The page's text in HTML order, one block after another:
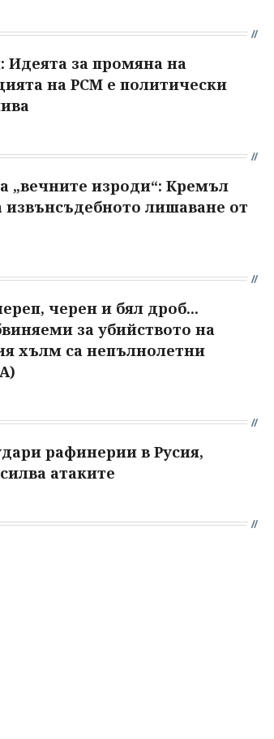
Идеята за промяна на
на РСМ е политически
„вечните изроди“: Кремъл
извънсъдебното лишаване от
черен и бял дроб...
за убийството на
хълм са непълнолетни
рафинерии в Русия,
атаките